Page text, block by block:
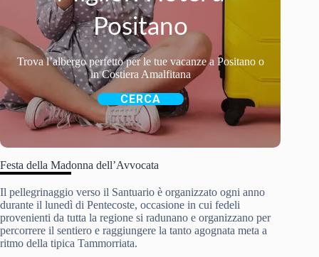
Positano
Trova l’albergo perfetto per le tue vacanze a Positano o
in Costiera Amalfitana
CERCA
Festa della Madonna dell’Avvocata
Il pellegrinaggio verso il Santuario è organizzato ogni anno
durante il lunedì di Pentecoste, occasione in cui fedeli
provenienti da tutta la regione si radunano e organizzano per
percorrere il sentiero e raggiungere la tanto agognata meta a
ritmo della tipica Tammorriata.